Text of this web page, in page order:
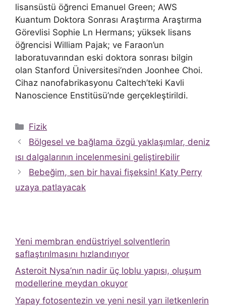
lisansüstü öğrenci Emanuel Green; AWS
Kuantum Doktora Sonrası Araştırma Araştırma
Görevlisi Sophie Ln Hermans; yüksek lisans
öğrencisi William Pajak; ve Faraon’un
laboratuvarından eski doktora sonrası bilgin
olan Stanford Üniversitesi’nden Joonhee Choi.
Cihaz nanofabrikasyonu Caltech’teki Kavli
Nanoscience Enstitüsü’nde gerçekleştirildi.
Kategoriler
Fizik
Bölgesel ve bağlama özgü yaklaşımlar, deniz
ısı dalgalarının incelenmesini geliştirebilir
Bebeğim, sen bir havai fişeksin! Katy Perry
uzaya patlayacak
Yeni membran endüstriyel solventlerin
saflaştırılmasını hızlandırıyor
Asteroit Nysa’nın nadir üç loblu yapısı, oluşum
modellerine meydan okuyor
Yapay fotosentezin ve yeni nesil yarı iletkenlerin